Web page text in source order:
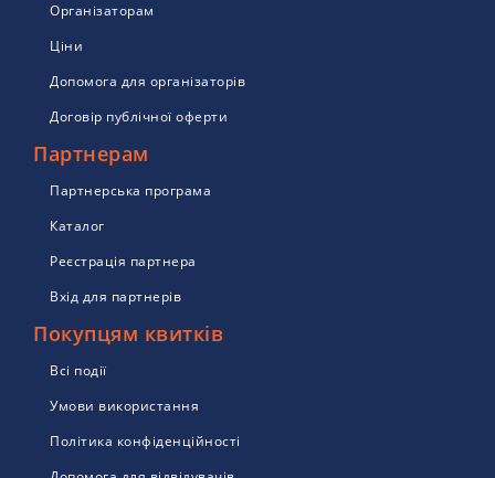
Організаторам
Ціни
Допомога для організаторів
Договір публічної оферти
Партнерам
Партнерська програма
Каталог
Реєстрація партнера
Вхід для партнерів
Покупцям квитків
Всі події
Умови використання
Політика конфіденційності